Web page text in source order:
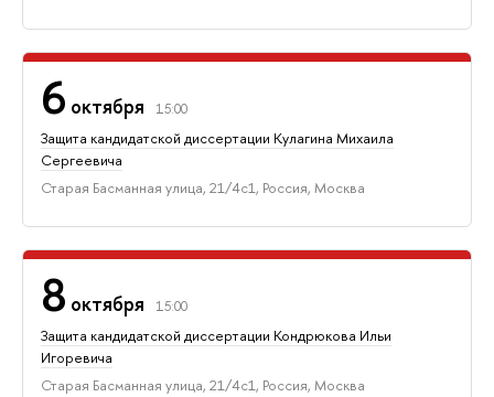
6 октября 15:00
Защита кандидатской диссертации Кулагина Михаила
Сергеевича
Старая Басманная улица, 21/4с1, Россия, Москва
8 октября 15:00
Защита кандидатской диссертации Кондрюкова Ильи
Игоревича
Старая Басманная улица, 21/4с1, Россия, Москва